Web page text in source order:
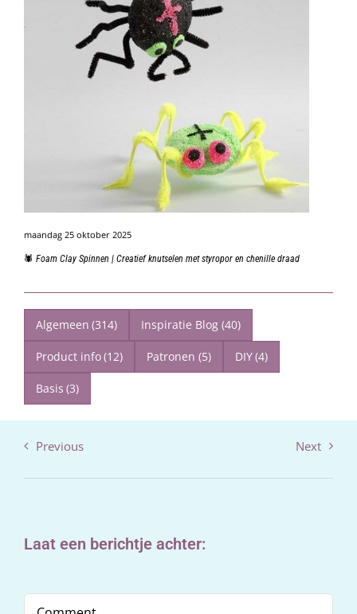
maandag 25 oktober 2025
🕷️ Foam Clay Spinnen | Creatief knutselen met styropor en chenille draad
Algemeen (314) Inspiratie Blog (40)
Product info(12) Patronen (5) DIY(4)
Basis (3)
Previous Next
Laat een berichtje achter: